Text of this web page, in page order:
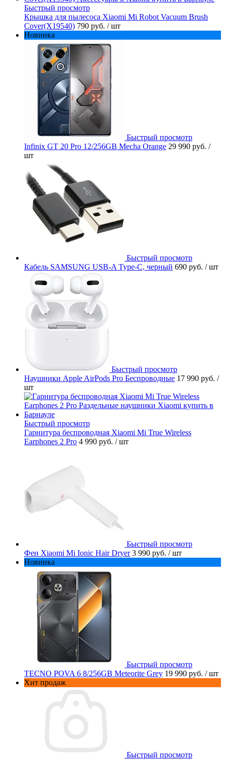
Быстрый просмотр
Крышка для пылесоса Xiaomi Mi Robot Vacuum Brush
Cover(X19540) 790 руб. / шт
Новинка
Быстрый просмотр
Infinix GT 20 Pro 12/256GB Mecha Orange 29 990 руб. /
шт
Быстрый просмотр
Кабель SAMSUNG USB-A Type-C, черный 690 руб. / шт
Быстрый просмотр
Наушники Apple AirPods Pro Беспроводные 17 990 руб. /
шт
Быстрый просмотр
Гарнитура беспроводная Xiaomi Mi True Wireless
Earphones 2 Pro 4 990 руб. / шт
Быстрый просмотр
Фен Xiaomi Mi Ionic Hair Dryer 3 990 руб. / шт
Новинка
Быстрый просмотр
TECNO POVA 6 8/256GB Meteorite Grey 19 990 руб. / шт
Хит продаж
Быстрый просмотр